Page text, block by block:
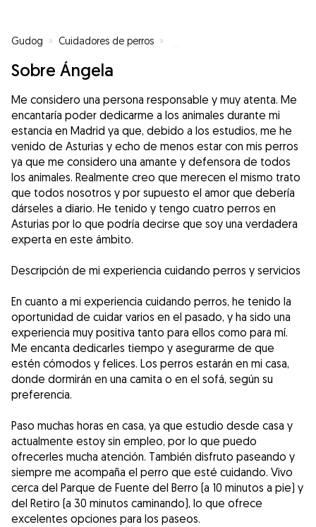
Gudog » Cuidadores de perros »
Sobre Ángela
Me considero una persona responsable y muy atenta. Me
encantaría poder dedicarme a los animales durante mi
estancia en Madrid ya que, debido a los estudios, me he
venido de Asturias y echo de menos estar con mis perros
ya que me considero una amante y defensora de todos
los animales. Realmente creo que merecen el mismo trato
que todos nosotros y por supuesto el amor que debería
dárseles a diario. He tenido y tengo cuatro perros en
Asturias por lo que podría decirse que soy una verdadera
experta en este ámbito.
Descripción de mi experiencia cuidando perros y servicios
En cuanto a mi experiencia cuidando perros, he tenido la
oportunidad de cuidar varios en el pasado, y ha sido una
experiencia muy positiva tanto para ellos como para mí.
Me encanta dedicarles tiempo y asegurarme de que
estén cómodos y felices. Los perros estarán en mi casa,
donde dormirán en una camita o en el sofá, según su
preferencia.
Paso muchas horas en casa, ya que estudio desde casa y
actualmente estoy sin empleo, por lo que puedo
ofrecerles mucha atención. También disfruto paseando y
siempre me acompaña el perro que esté cuidando. Vivo
cerca del Parque de Fuente del Berro (a 10 minutos a pie) y
del Retiro (a 30 minutos caminando), lo que ofrece
excelentes opciones para los paseos.